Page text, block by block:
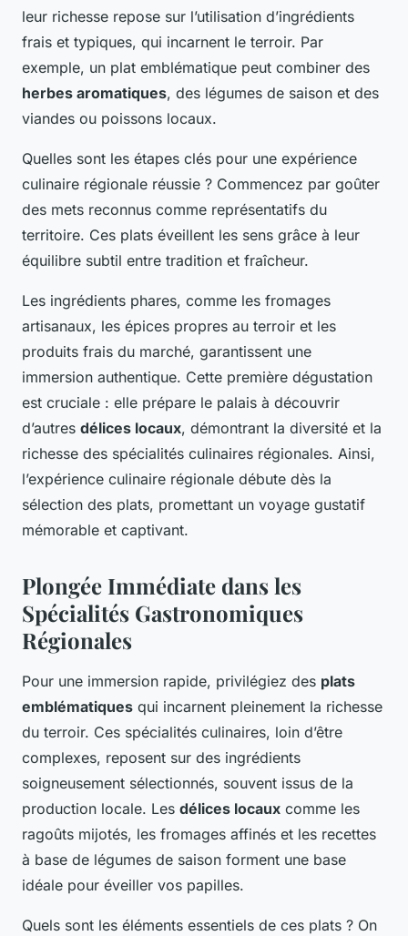
leur richesse repose sur l’utilisation d’ingrédients
frais et typiques, qui incarnent le terroir. Par
exemple, un plat emblématique peut combiner des
herbes aromatiques, des légumes de saison et des
viandes ou poissons locaux.
Quelles sont les étapes clés pour une expérience
culinaire régionale réussie ? Commencez par goûter
des mets reconnus comme représentatifs du
territoire. Ces plats éveillent les sens grâce à leur
équilibre subtil entre tradition et fraîcheur.
Les ingrédients phares, comme les fromages
artisanaux, les épices propres au terroir et les
produits frais du marché, garantissent une
immersion authentique. Cette première dégustation
est cruciale : elle prépare le palais à découvrir
d’autres délices locaux, démontrant la diversité et la
richesse des spécialités culinaires régionales. Ainsi,
l’expérience culinaire régionale débute dès la
sélection des plats, promettant un voyage gustatif
mémorable et captivant.
Plongée Immédiate dans les
Spécialités Gastronomiques
Régionales
Pour une immersion rapide, privilégiez des plats
emblématiques qui incarnent pleinement la richesse
du terroir. Ces spécialités culinaires, loin d’être
complexes, reposent sur des ingrédients
soigneusement sélectionnés, souvent issus de la
production locale. Les délices locaux comme les
ragoûts mijotés, les fromages affinés et les recettes
à base de légumes de saison forment une base
idéale pour éveiller vos papilles.
Quels sont les éléments essentiels de ces plats ? On